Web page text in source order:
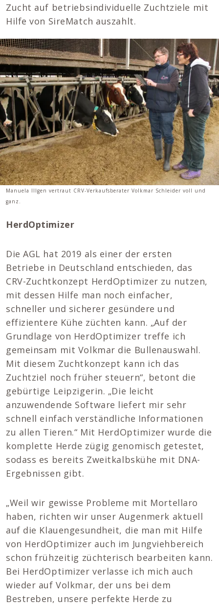
Zucht auf betriebsindividuelle Zuchtziele mit
Hilfe von SireMatch auszahlt.
Manuela Illgen vertraut CRV-Verkaufsberater Volkmar Schleider voll und
ganz.
HerdOptimizer
Die AGL hat 2019 als einer der ersten
Betriebe in Deutschland entschieden, das
CRV-Zuchtkonzept HerdOptimizer zu nutzen,
mit dessen Hilfe man noch einfacher,
schneller und sicherer gesündere und
effizientere Kühe züchten kann. „Auf der
Grundlage von HerdOptimizer treffe ich
gemeinsam mit Volkmar die Bullenauswahl.
Mit diesem Zuchtkonzept kann ich das
Zuchtziel noch früher steuern“, betont die
gebürtige Leipzigerin. „Die leicht
anzuwendende Software liefert mir sehr
schnell einfach verständliche Informationen
zu allen Tieren.“ Mit HerdOptimizer wurde die
komplette Herde zügig genomisch getestet,
sodass es bereits Zweitkalbskühe mit DNA-
Ergebnissen gibt.
„Weil wir gewisse Probleme mit Mortellaro
haben, richten wir unser Augenmerk aktuell
auf die Klauengesundheit, die man mit Hilfe
von HerdOptimizer auch im Jungviehbereich
schon frühzeitig züchterisch bearbeiten kann.
Bei HerdOptimizer verlasse ich mich auch
wieder auf Volkmar, der uns bei dem
Bestreben, unsere perfekte Herde zu